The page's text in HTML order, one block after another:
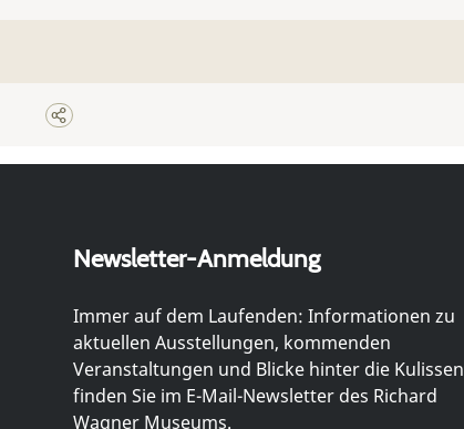
Newsletter-Anmeldung
Immer auf dem Laufenden: Informationen zu
aktuellen Ausstellungen, kommenden
Veranstaltungen und Blicke hinter die Kulissen
finden Sie im E-Mail-Newsletter des Richard
Wagner Museums.